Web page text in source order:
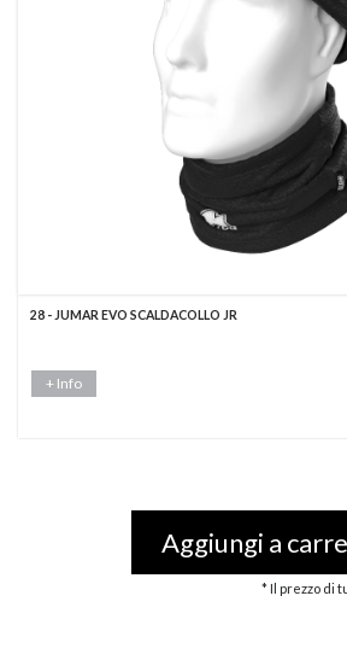
28 - JUMAR EVO SCALDACOLLO JR
+ Info
Aggiungi a
* Il prezzo di